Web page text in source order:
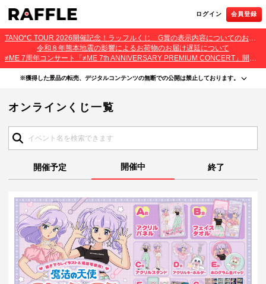
ログイン 会員登録
TANO*C TOUR 2026開催記念！ラッフルくじ G賞の表示内容についてのお詫びとご報告
令和８年熊本地震の影響によるお荷物のお届け遅延について
≠ME 7周年コンサート「≠ME 7th ANNIVERSARY PREMIUM CONCERT」開催記念ラッフルくじ 景品お届け遅延のお詫びとご案内
※獲得した景品の転売、デジタルコンテンツの無断での公開は禁止しております。
為は禁止しております。
・本サービスで獲得された動画･画像･ボイス等のデジタルコンテンツは、出品者が著作権を有
・当選権利は当選者ご本人のみ有効となります。当選権利の譲渡、オークション等への出品、
オンラインくじ一覧
開催予定 開催中 終了